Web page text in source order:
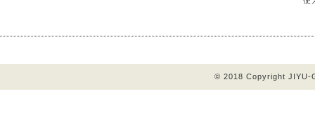
© 2018 Copyright JIYU-